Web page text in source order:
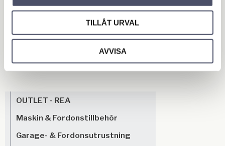
TILLÅT URVAL
AVVISA
stenplattor, förgör mossa. Utöver det tillhandahåller vi
dessutom tillbehör till ogrässprutor såsom laddare,
batteri, munstycken, hjul och filter. Kolla igenom vårt
OUTLET - REA
Maskin & Fordonstillbehör
Garage- & Fordonsutrustning